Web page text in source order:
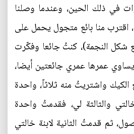
في ذلك الحين، وعندما وصلنا
اقترب منا بائع متجول يحمل على
النجمة)، كنتُ جائعا وفكّرت
يساوي عمرها عمري جائعتين أيضا،
واشتريتُ منه ثلاثاً، واحدة
والثالثة لي، فقدمتُ واحدة
ثم قدمتُ الثانية لابنة خالتي